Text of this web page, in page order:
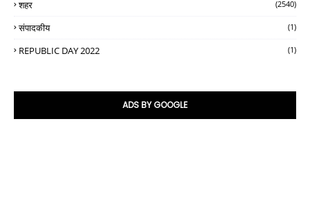
शहर (2540)
संपादकीय (1)
REPUBLIC DAY 2022 (1)
ADS BY GOOGLE